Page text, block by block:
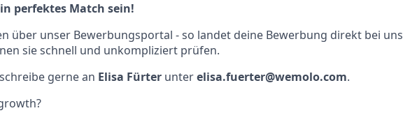
perfektes Match sein!
über unser Bewerbungsportal - so landet deine Bewerbung direkt bei uns
sie schnell und unkompliziert prüfen.
gerne an Elisa Fürter unterelisa.fuerter@wemolo.com.